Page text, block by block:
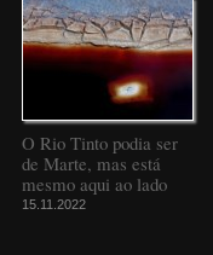
O Rio Tinto podia ser
de Marte, mas está
mesmo aqui ao lado
15.11.2022